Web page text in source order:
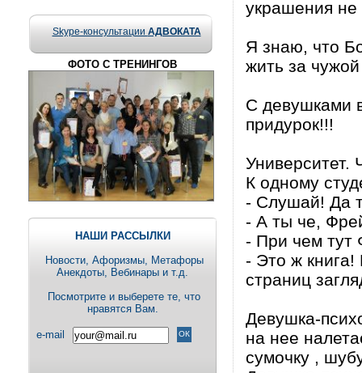
Skype-консультации АДВОКАТА
ФОТО С ТРЕНИНГОВ
НАШИ РАССЫЛКИ
Новости, Aфоризмы, Метафоры
Анекдоты, Вебинары и т.д.
Посмотрите и выберете те, что
нравятся Вам.
e-mail
украшения не
Я знаю, что
жить за чужой
С девушками
придурок!!!
Университет.
К одному
- Слушай! Да
- А ты че,
- При чем тут
- Это ж
страниц
Девушка-
на нее
сумочку ,